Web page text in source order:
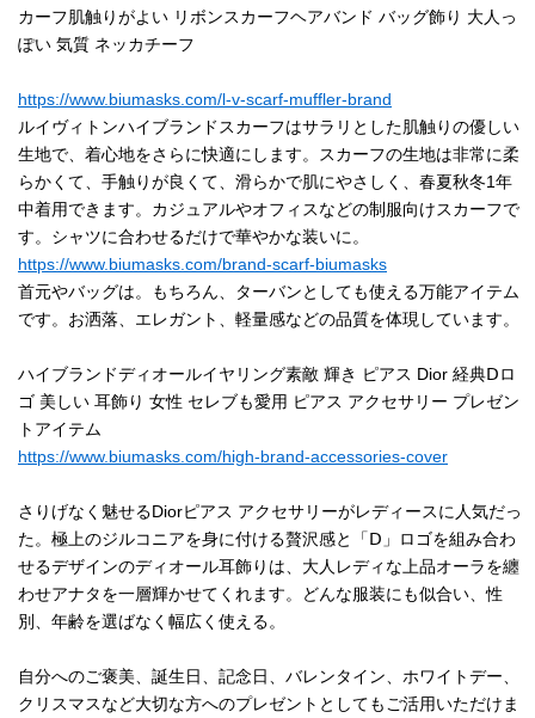
カーフ肌触りがよい リボンスカーフヘアバンド バッグ飾り 大人っ
ぽい 気質 ネッカチーフ
https://www.biumasks.com/l-v-scarf-muffler-brand
ルイヴィトンハイブランドスカーフはサラリとした肌触りの優しい
生地で、着心地をさらに快適にします。スカーフの生地は非常に柔
らかくて、手触りが良くて、滑らかで肌にやさしく、春夏秋冬1年
中着用できます。カジュアルやオフィスなどの制服向けスカーフで
す。シャツに合わせるだけで華やかな装いに。
https://www.biumasks.com/brand-scarf-biumasks
首元やバッグは。もちろん、ターバンとしても使える万能アイテム
です。お洒落、エレガント、軽量感などの品質を体現しています。
ハイブランドディオールイヤリング素敵 輝き ピアス Dior 経典Ⅾロ
ゴ 美しい 耳飾り 女性 セレブも愛用 ピアス アクセサリー プレゼン
トアイテム
https://www.biumasks.com/high-brand-accessories-cover
さりげなく魅せるDiorピアス アクセサリーがレディースに人気だっ
た。極上のジルコニアを身に付ける贅沢感と「Ⅾ」ロゴを組み合わ
せるデザインのディオール耳飾りは、大人レディな上品オーラを纏
わせアナタを一層輝かせてくれます。どんな服装にも似合い、性
別、年齢を選ばなく幅広く使える。
自分へのご褒美、誕生日、記念日、バレンタイン、ホワイトデー、
クリスマスなど大切な方へのプレゼントとしてもご活用いただけま